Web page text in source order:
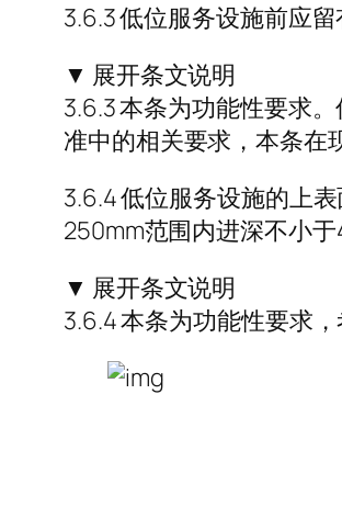
3.6.3 低位服务设施前应留
▼ 展开条文说明
3.6.3 本条为功能性要求
准中的相关要求，本条在
3.6.4 低位服务设施的上
250mm范围内进深不小
▼ 展开条文说明
3.6.4 本条为功能性要求